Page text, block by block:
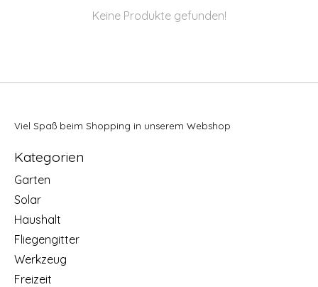
Keine Produkte gefunden!
Viel Spaß beim Shopping in unserem Webshop
Kategorien
Garten
Solar
Haushalt
Fliegengitter
Werkzeug
Freizeit